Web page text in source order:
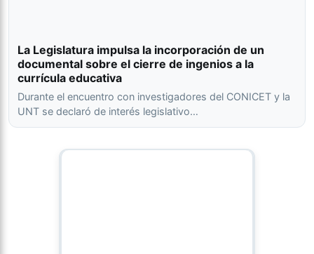
La Legislatura impulsa la incorporación de un
documental sobre el cierre de ingenios a la
currícula educativa
Durante el encuentro con investigadores del CONICET y la
UNT se declaró de interés legislativo…